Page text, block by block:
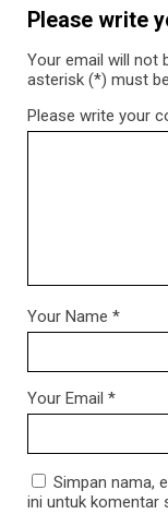
Please write
Your email will not
asterisk (*) must
Please write your
Your Name *
Your Email *
Simpan nama,
ini untuk komentar